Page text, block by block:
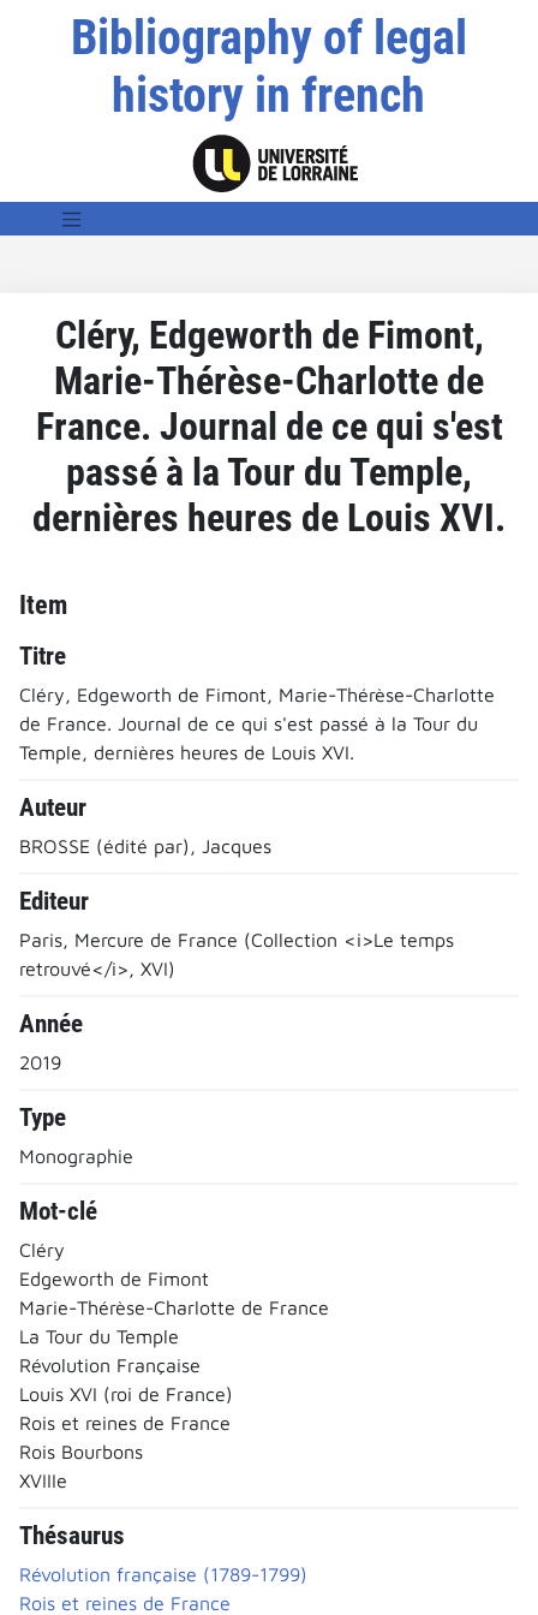
Bibliography of legal
history in french
Cléry, Edgeworth de Fimont,
Marie-Thérèse-Charlotte de
France. Journal de ce qui s'est
passé à la Tour du Temple,
dernières heures de Louis XVI.
Item
Titre
Cléry, Edgeworth de Fimont, Marie-Thérèse-Charlotte
de France. Journal de ce qui s'est passé à la Tour du
Temple, dernières heures de Louis XVI.
Auteur
BROSSE (édité par), Jacques
Editeur
Paris, Mercure de France (Collection <i>Le temps
retrouvé</i>, XVI)
Année
2019
Type
Monographie
Mot-clé
Cléry
Edgeworth de Fimont
Marie-Thérèse-Charlotte de France
La Tour du Temple
Révolution Française
Louis XVI (roi de France)
Rois et reines de France
Rois Bourbons
XVIIIe
Thésaurus
Révolution française (1789-1799)
Rois et reines de France